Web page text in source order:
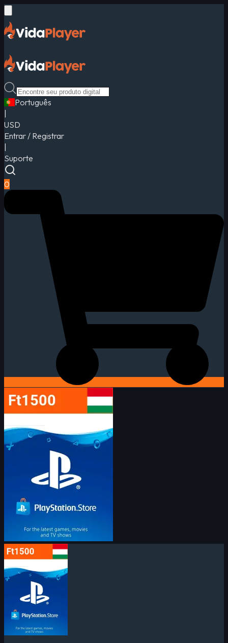
Português
USD
Entrar / Registrar
Suporte
0